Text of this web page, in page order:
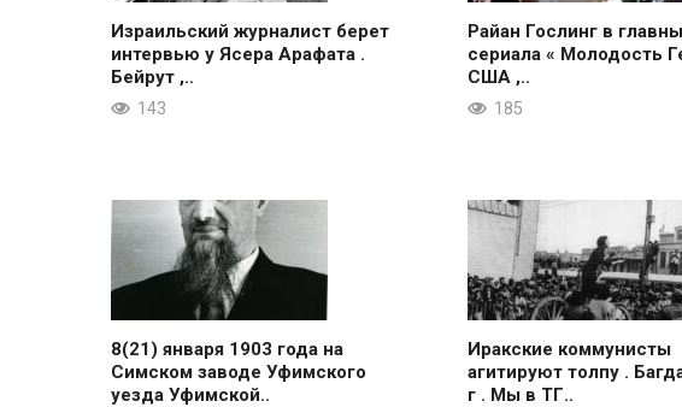
Израильский журналист берет
интервью у Ясера Арафата .
Бейрут ,..
143
Райан Гослинг в
сериала « Молодость
США ,..
185
8(21) января 1903 года на
Симском заводе Уфимского
уезда Уфимской..
Иракские коммунисты
агитируют толпу .
г . Мы в ТГ..